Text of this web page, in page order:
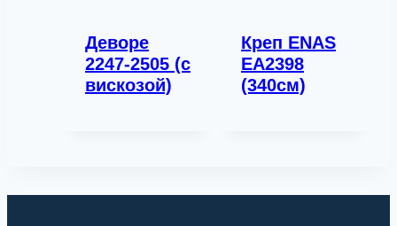
Деворе
2247-2505 (с
вискозой)
Креп ENAS
EA2398
(340см)